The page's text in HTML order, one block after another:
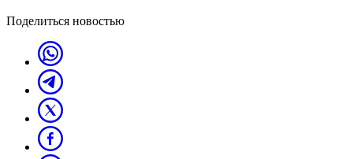
Поделиться новостью